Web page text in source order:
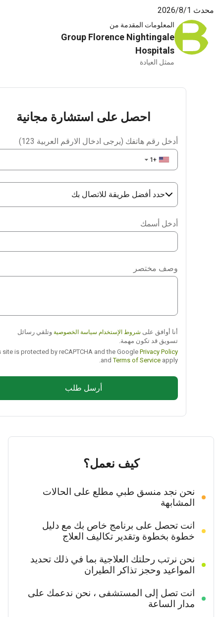
المعلومات المقدمة من
Group Florence Nightingale
Hospitals
ممثل العيادة
2026
احصل على استشارة مجانية
أدخل رقم هاتفك (يرجى ادخال الارقم العربية 123)
▼
حدد أفضل طريقة للاتصال بك
Phone
Telegram
أدخل أسمك
وصف مختصر
أنا أوافق علىشروط الإستخدام سياسة الخصوصيةوتلقي رسائل
تسويق قد تكون مهمة.
This site is protected by reCAPTCHA and the Google Privacy Policy
andTerms of Service
أرسل طلب
كيف نعمل؟
نحن نجد منسق طبي مطلع على الحالات
المشابهة
انت تحصل على برنامج خاص بك مع دليل
خطوة بخطوة وتقدير تكاليف العلاج
نحن نرتب رحلتك العلاجية بما في ذلك تحديد
المواعيد وحجز تذاكر الطيران
انت تصل إلى المستشفى ، نحن ندعمك على
مدار الساعة